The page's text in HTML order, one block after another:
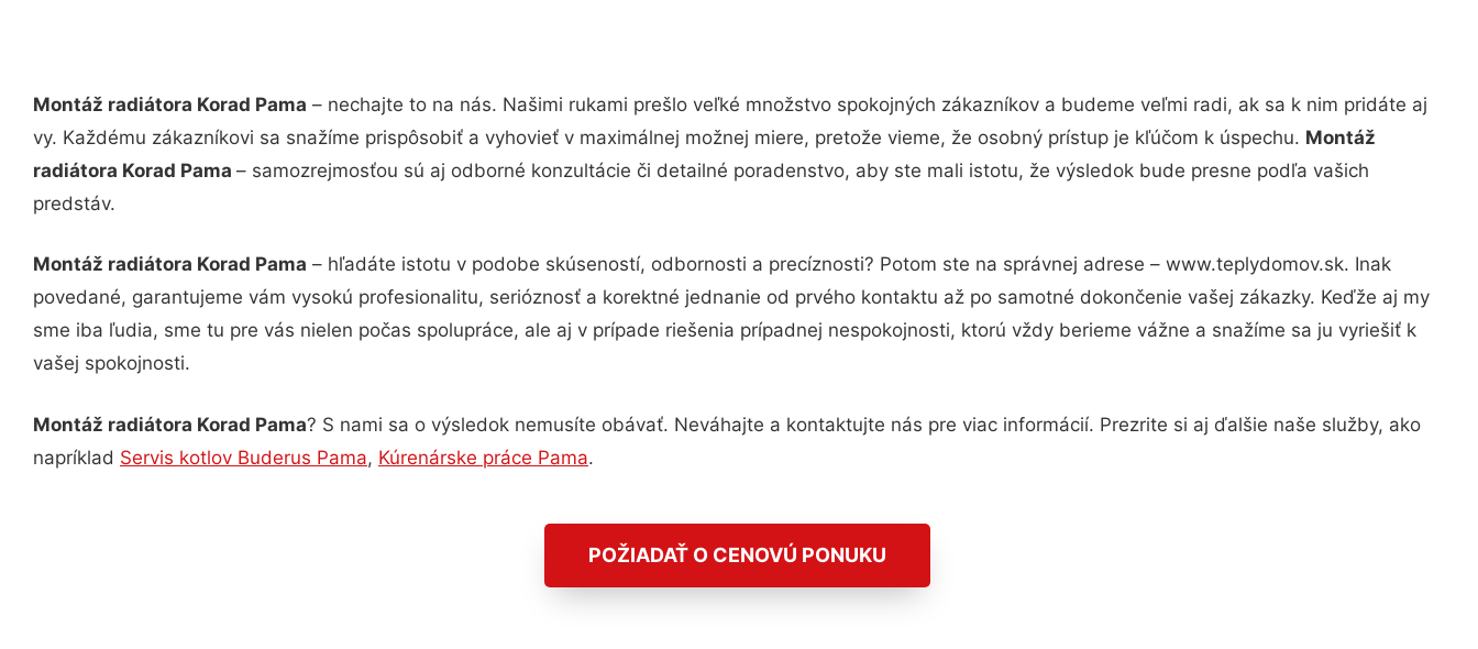
Montáž radiátora Korad Pama – nechajte to na nás. Našimi rukami prešlo veľké množstvo spokojných zákazníkov a budeme veľmi radi, ak sa k nim pridáte aj
vy. Každému zákazníkovi sa snažíme prispôsobiť a vyhovieť v maximálnej možnej miere, pretože vieme, že osobný prístup je kľúčom k úspechu. Montáž
radiátora Korad Pama – samozrejmosťou sú aj odborné konzultácie či detailné poradenstvo, aby ste mali istotu, že výsledok bude presne podľa vašich
predstáv.
Montáž radiátora Korad Pama – hľadáte istotu v podobe skúseností, odbornosti a precíznosti? Potom ste na správnej adrese – www.teplydomov.sk. Inak
povedané, garantujeme vám vysokú profesionalitu, serióznosť a korektné jednanie od prvého kontaktu až po samotné dokončenie vašej zákazky. Keďže aj my
sme iba ľudia, sme tu pre vás nielen počas spolupráce, ale aj v prípade riešenia prípadnej nespokojnosti, ktorú vždy berieme vážne a snažíme sa ju vyriešiť k
vašej spokojnosti.
Montáž radiátora Korad Pama? S nami sa o výsledok nemusíte obávať. Neváhajte a kontaktujte nás pre viac informácií. Prezrite si aj ďalšie naše služby, ako
napríklad Servis kotlov Buderus Pama, Kúrenárske práce Pama.
POŽIADAŤ O CENOVÚ PONUKU